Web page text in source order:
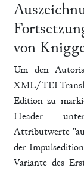
von
Um den
XML/TEI-
Edition zu
Header
Attributwerte
der
Variante des